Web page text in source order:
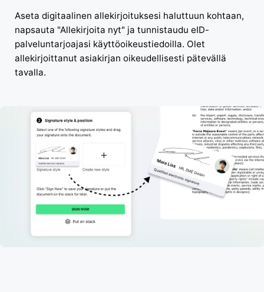
Aseta digitaalinen allekirjoituksesi haluttuun kohtaan,
napsauta "Allekirjoita nyt" ja tunnistaudu eID-
palveluntarjoajasi käyttöoikeustiedoilla. Olet
allekirjoittanut asiakirjan oikeudellisesti pätevällä
tavalla.